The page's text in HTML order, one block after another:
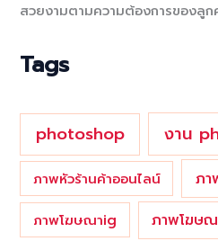
สวยงามตามความต้องการของลูก
Tags
photoshop งาน
ภาพหัวร้านค้าออนไลน์ ภ
ภาพโฆษณาig ภาพโฆษณ